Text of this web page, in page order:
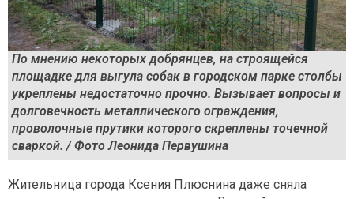
По мнению некоторых добрянцев, на строящейся
площадке для выгула собак в городском парке столбы
укреплены недостаточно прочно. Вызывает вопросы и
долговечность металлического ограждения,
проволочные прутики которого скреплены точечной
сваркой. / Фото Леонида Первушина
Жительница города Ксения Плюснина даже сняла